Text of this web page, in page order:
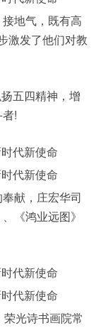
地气，既有高
激发了他们对教
五四精神，增
!
献，庄宏华司
《鸿业远图》
光诗书画院常